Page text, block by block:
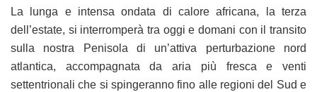
La lunga e intensa ondata di calore africana, la terza
dell’estate, si interromperà tra oggi e domani con il transito
sulla nostra Penisola di un’attiva perturbazione nord
atlantica, accompagnata da aria più fresca e venti
settentrionali che si spingeranno fino alle regioni del Sud e